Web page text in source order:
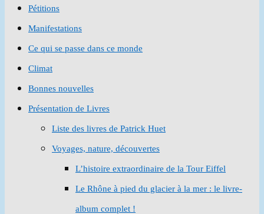
Pétitions
Manifestations
Ce qui se passe dans ce monde
Climat
Bonnes nouvelles
Présentation de Livres
Liste des livres de Patrick Huet
Voyages, nature, découvertes
L’histoire extraordinaire de la Tour Eiffel
Le Rhône à pied du glacier à la mer : le livre-
album complet !